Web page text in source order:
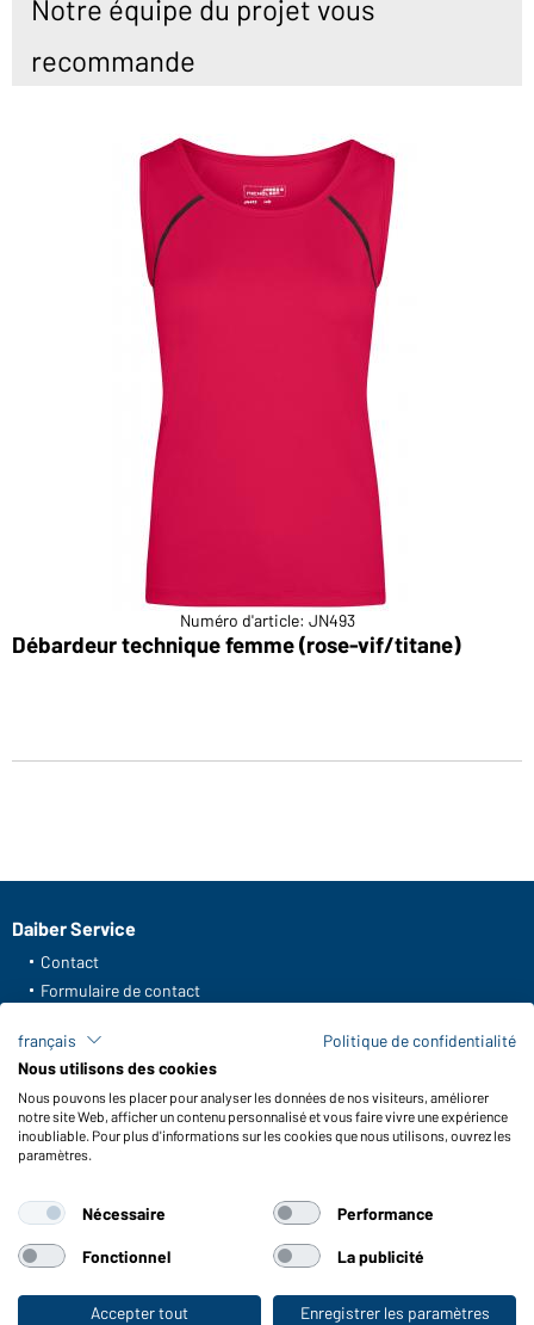
Vers la boutique pour particuliers
Notre équipe du projet vous
recommande
Numéro d'article: JN493
Débardeur technique femme (rose-vif/titane)
Daiber Service
Contact
Formulaire de contact
FAQ / Manuel d' utilisation
Vérifier le stock
Reporting system according to whistleblower protection act
Fonctions et entretien
Conseils d'entretien
Tailles
Couleurs
français
Politique de confidentialité
Nous utilisons des cookies
Nous pouvons les placer pour analyser les données de nos visiteurs, améliorer
notre site Web, afficher un contenu personnalisé et vous faire vivre une expérience
inoubliable. Pour plus d'informations sur les cookies que nous utilisons, ouvrez les
paramètres.
Nécessaire Performance
Fonctionnel La publicité
Accepter tout Enregistrer les paramètres